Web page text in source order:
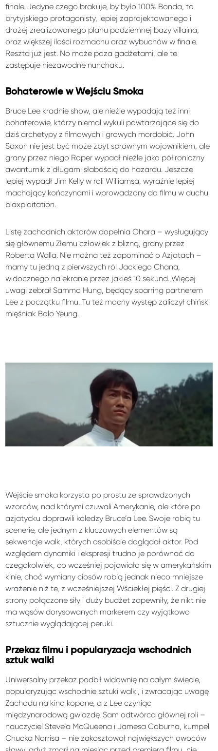
finale. Jedyne czego brakuje, by było 100% Bonda, to
brytyjskiego protagonisty, lepiej zaprojektowanego i
drożej zrealizowanego planu podziemnej bazy villaina,
oraz większej ilości rozmachu oraz wybuchów w finale.
Reszta już jest. No może poza gadżetami, ale te
zastępuje niezawodne nunchaku.
Bohaterowie w Wejściu Smoka
Bruce Lee kradnie show, ale nieźle wypadają też inni
bohaterowie, którzy niemal wykuli powtarzające się do
dziś archetypy z filmowych i growych mordobić. John
Saxon nie jest być może zbyt sprawnym wojownikiem, ale
grany przez niego Roper wypadł nieźle jako półironiczny
awanturnik z długami słabością do hazardu. Jeszcze
lepiej wypadł Jim Kelly w roli Williamsa, wyraźnie lepiej
machający kończynami i wprowadzony do filmu w duchu
blaxploitation.
Listę zachodnich aktorów dopełnia Ohara – wysługujący
się głównemu Złemu człowiek z blizną, grany przez
Roberta Walla. Nie można też zapominać o Azjatach –
mamy tu jedną z pierwszych ról Jackiego Chana,
widocznego na ekranie przez jakieś 10 sekund. Więcej
uwagi zebrał Sammo Hung, będący sparring partnerem
Lee z początku filmu. Tu też mocny występ zaliczył chiński
mięśniak Bolo Yeung.
Wejście smoka korzysta po prostu ze sprawdzonych
wzorców, nad którymi czuwali Amerykanie, ale które po
azjatycku doprawili koledzy Bruce’a Lee. Swoje robią tu
scenerie, ale jednym z kluczowych elementów są
sekwencje walk, których osobiście doglądał aktor. Pod
względem dynamiki i ekspresji trudno je porównać do
czegokolwiek, co wcześniej pojawiało się w amerykańskim
kinie, choć wymiany ciosów robią jednak nieco mniejsze
wrażenie niż te, z wcześniejszej Wściekłej pięści. Z drugiej
strony połączone siły i duży budżet zapewniły, że nikt nie
ma wąsów dorysowanych markerem czy wyjątkowo
sztucznie wyglądającej peruki.
Przekaz filmu i popularyzacja wschodnich
sztuk walki
Uniwersalny przekaz podbił widownię na całym świecie,
popularyzując wschodnie sztuki walki, i zwracając uwagę
Zachodu na kino kopane, a z Lee czyniąc
międzynarodową gwiazdę. Sam odtwórca głównej roli –
nauczyciel Steve’a McQueena i Jamesa Coburna, kumpel
Chucka Norrisa – nie zakosztował największych owoców